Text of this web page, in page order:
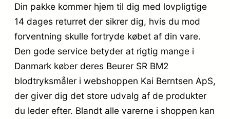
Din pakke kommer hjem til dig med lovpligtige
14 dages returret der sikrer dig, hvis du mod
forventning skulle fortryde købet af din vare.
Den gode service betyder at rigtig mange i
Danmark køber deres Beurer SR BM2
blodtryksmåler i webshoppen Kai Berntsen ApS,
der giver dig det store udvalg af de produkter
du leder efter. Blandt alle varerne i shoppen kan